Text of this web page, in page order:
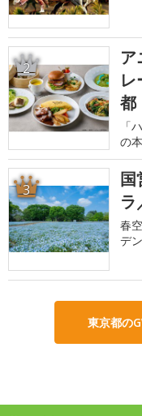
2
ア
都
「
の
3
国
ラ
春
デン
東京都の